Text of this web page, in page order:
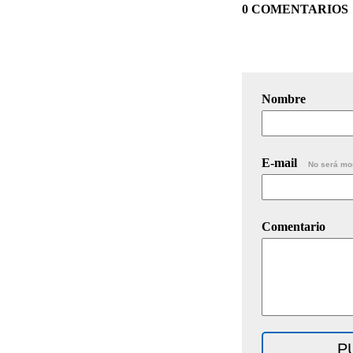
0 COMENTARIOS
Nombre
E-mail No será
Comentario